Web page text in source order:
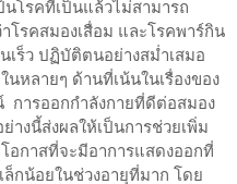
โรคที่เป็นแล้วไม่สามารถ
รคสมองเสื่อม และโรคพาร์กิน
เร็ว ปฏิบัติตนอย่างสม่ำเสมอ
หลายๆ ด้านที่เน้นในเรื่องของ
การออกกำลังกายที่ดีต่อสมอง
งนี้ส่งผลให้เป็นการช่วยเพิ่ม
อกาสที่จะมีอาการแสดงออกที่
ล็กน้อยในช่วงอายุที่มาก โดย